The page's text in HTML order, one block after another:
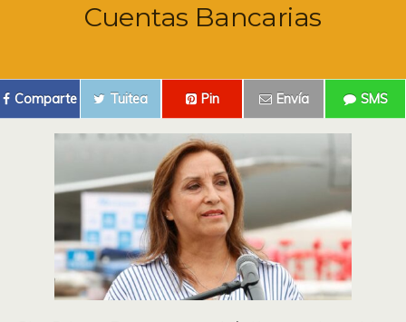
Cuentas Bancarias
Comparte Tuitea Pin Envía SMS